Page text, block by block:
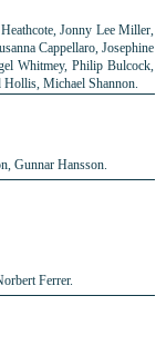
Jonny Lee Miller,
Cappellaro, Josephine
Whitmey, Philip Bulcock,
Michael Shannon.
Gunnar Hansson.
Ferrer.